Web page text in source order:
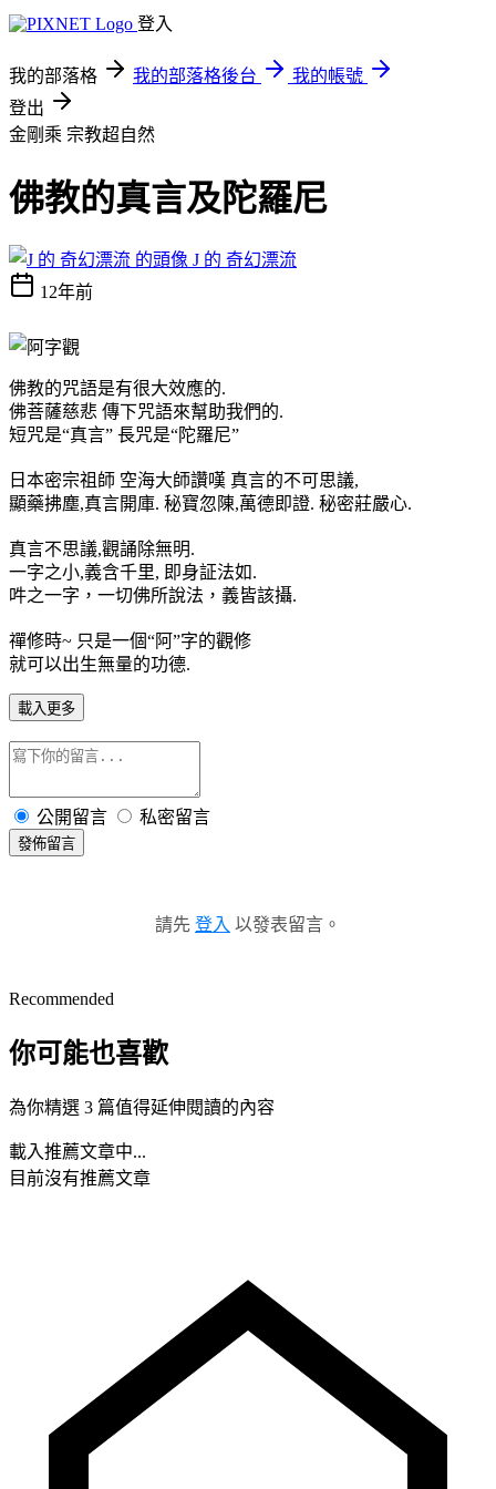
登入
我的部落格 我的部落格後台
我的帳號
登出
金剛乘 宗教超自然
佛教的真言及陀羅尼
J 的 奇幻漂流
12年前
佛教的咒語是有很大效應的.
佛菩薩慈悲 傳下咒語來幫助我們的.
短咒是“真言” 長咒是“陀羅尼”
日本密宗祖師 空海大師讚嘆 真言的不可思議,
顯藥拂塵,真言開庫. 秘寶忽陳,萬德即證. 秘密莊嚴心.
真言不思議,觀誦除無明.
一字之小,義含千里, 即身証法如.
吽之一字，一切佛所說法，義皆該攝.
禪修時~ 只是一個“阿”字的觀修
就可以出生無量的功德.
載入更多
公開留言 私密留言
發佈留言
請先 登入 以發表留言。
Recommended
你可能也喜歡
為你精選 3 篇值得延伸閱讀的內容
載入推薦文章中...
目前沒有推薦文章